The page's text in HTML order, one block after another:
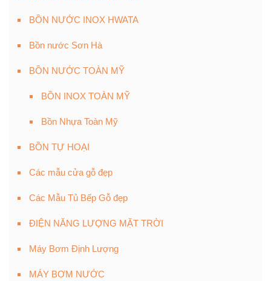
BỒN NƯỚC INOX HWATA
Bồn nước Sơn Hà
BỒN NƯỚC TOÀN MỸ
BỒN INOX TOÀN MỸ
Bồn Nhựa Toàn Mỹ
BỒN TỰ HOẠI
Các mẫu cửa gỗ đẹp
Các Mẫu Tủ Bếp Gỗ đẹp
ĐIỆN NĂNG LƯỢNG MẶT TRỜI
Máy Bơm Định Lượng
MÁY BƠM NƯỚC